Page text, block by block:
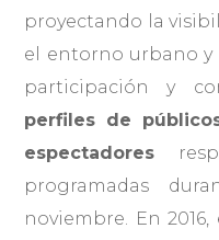
proyectando la
el entorno urbano
participación y
perfiles de
espectadores
programadas
noviembre. En